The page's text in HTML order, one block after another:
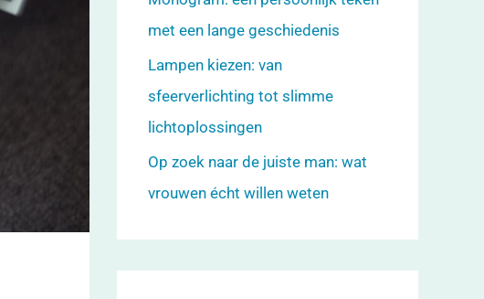
met een lange geschiedenis
Lampen kiezen: van
sfeerverlichting tot slimme
lichtoplossingen
Op zoek naar de juiste man: wat
vrouwen écht willen weten